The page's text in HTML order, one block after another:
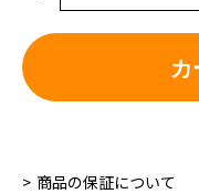
商品の保証について